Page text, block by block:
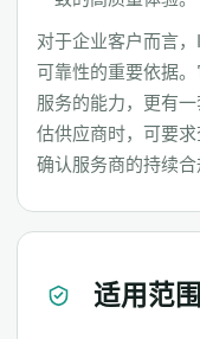
对于企业客户而言
可靠性的重要依据
服务的能力，更有
估供应商时，可要
确认服务商的持续合
适用范围